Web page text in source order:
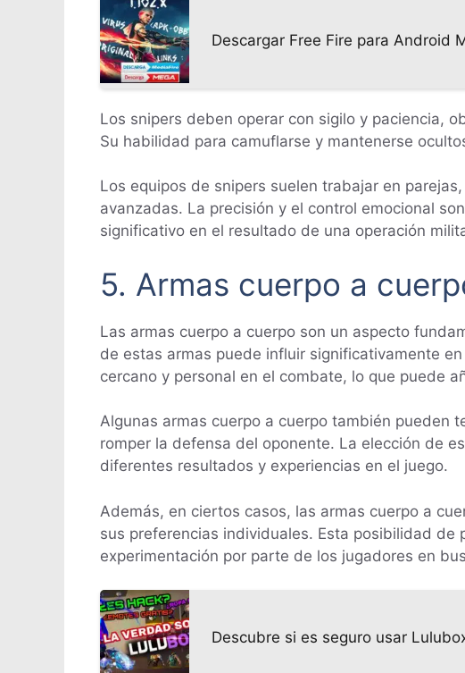
Descargar Free Fire para Android
Los snipers deben operar con sigilo y paciencia,
Su habilidad para camuflarse y mantenerse
Los equipos de snipers suelen trabajar en
avanzadas. La precisión y el control emocional
significativo en el resultado de una operación
5. Armas cuerpo a
Las armas cuerpo a cuerpo son un aspecto
de estas armas puede influir significativamente
cercano y personal en el combate, lo que puede
Algunas armas cuerpo a cuerpo también pueden
romper la defensa del oponente. La elección de
diferentes resultados y experiencias en el juego.
Además, en ciertos casos, las armas cuerpo a
sus preferencias individuales. Esta posibilidad
experimentación por parte de los jugadores en
Descubre si es seguro usar